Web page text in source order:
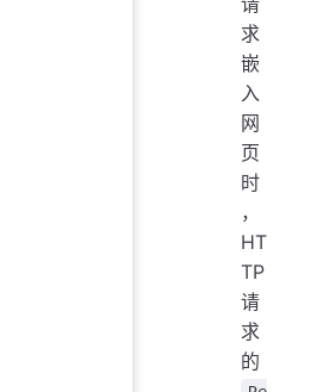
求
嵌
入
网
页
时
，
HT
TP
请
求
的